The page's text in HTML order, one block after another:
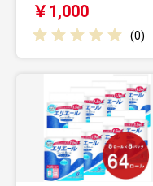
￥1,000
(0)